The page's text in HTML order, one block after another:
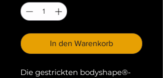
In den Warenkorb
Die gestrickten bodyshape®-